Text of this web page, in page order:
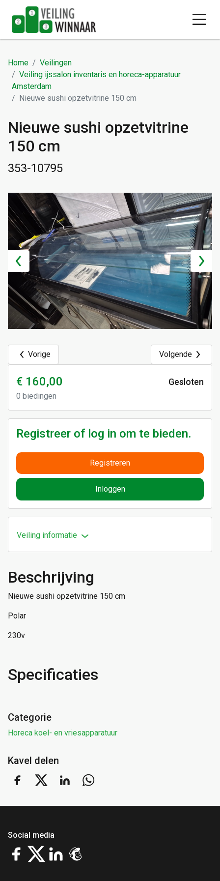
Home
Veilingen
Veiling ijssalon inventaris en horeca-apparatuur
Amsterdam
Nieuwe sushi opzetvitrine 150 cm
Nieuwe sushi opzetvitrine
150 cm
353-10795
Vorige Volgende
€ 160,00
0 biedingen
Gesloten
Registreer of log in om te bieden.
Registreren
Inloggen
Veiling informatie
Beschrijving
Nieuwe sushi opzetvitrine 150 cm
Polar
230v
Specificaties
Categorie
Horeca koel- en vriesapparatuur
Kavel delen
Social media